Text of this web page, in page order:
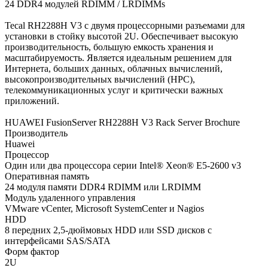
24 DDR4 модулей RDIMM / LRDIMMs
Tecal RH2288H V3 с двумя процессорными разъемами для
установки в стойку высотой 2U. Обеспечивает высокую
производительность, большую емкость хранения и
масштабируемость. Является идеальным решением для
Интернета, больших данных, облачных вычислений,
высокопроизводительных вычислений (HPC),
телекоммуникационных услуг и критически важных
приложений.
HUAWEI FusionServer RH2288H V3 Rack Server Brochure
Производитель
Huawei
Процессор
Один или два процессора серии Intel® Xeon® E5-2600 v3
Оперативная память
24 модуля памяти DDR4 RDIMM или LRDIMM
Модуль удаленного управления
VMware vCenter, Microsoft SystemCenter и Nagios
HDD
8 передних 2,5-дюймовых HDD или SSD дисков с
интерфейсами SAS/SATA
Форм фактор
2U